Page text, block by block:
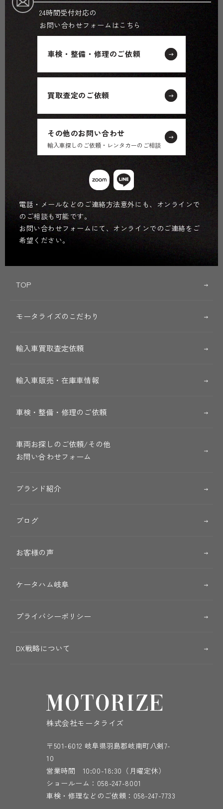
24時間受付対応の
お問い合わせフォームはこちら
車検・整備・修理のご依頼
買取査定のご依頼
その他のお問い合わせ
輸入車探しのご依頼・レンタカーのご相談
電話・メールなどのご連絡方法意外にも、オンラインで
のご相談も可能です。
お問い合わせフォームにて、オンラインでのご連絡をご
希望ください。
TOP
モータライズのこだわり
輸入車買取査定依頼
輸入車販売・在庫車情報
車検・整備・修理のご依頼
車両お探しのご依頼/その他
お問い合わせフォーム
ブランド紹介
ブログ
お客様の声
ケータハム岐阜
プライバシーポリシー
DX戦略について
株式会社モータライズ
〒501-6012 岐阜県羽島郡岐南町八剣7-
10
営業時間 10:00-18:30（月曜定休）
ショールーム： 058-247-8001
車検・修理などのご依頼： 058-247-7733